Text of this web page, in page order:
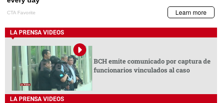
LA PRENSA VIDEOS
BCH emite comunicado por captura de
funcionarios vinculados al caso
LA PRENSA VIDEOS